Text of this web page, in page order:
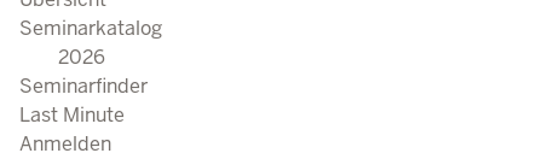
Seminarkatalog
2026
Seminarfinder
Last Minute
Anmelden